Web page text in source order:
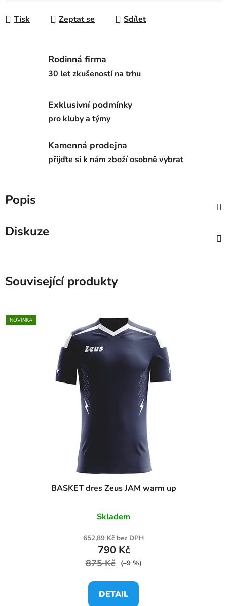
Tisk Zeptat se Sdílet
Rodinná firma
30 let zkušeností na trhu
Exklusivní podmínky
pro kluby a týmy
Kamenná prodejna
přijďte si k nám zboží osobně vybrat
Popis
Diskuze
Související produkty
NOVINKA
BASKET dres Zeus JAM warm up
Skladem
652,89 Kč bez DPH
790 Kč
875 Kč (–9 %)
DETAIL